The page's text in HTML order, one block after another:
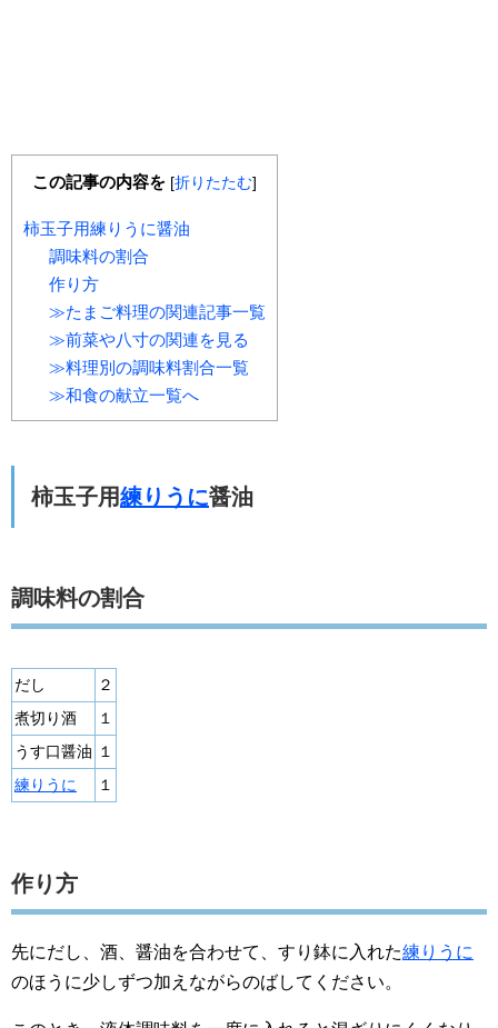
この記事の内容を [折りたたむ]
柿玉子用練りうに醤油
調味料の割合
作り方
≫たまご料理の関連記事一覧
≫前菜や八寸の関連を見る
≫料理別の調味料割合一覧
≫和食の献立一覧へ
柿玉子用練りうに醤油
調味料の割合
だし
２
煮切り酒
１
うす口醤油 １
練りうに
１
作り方
先にだし、酒、醤油を合わせて、すり鉢に入れた練りうに
のほうに少しずつ加えながらのばしてください。